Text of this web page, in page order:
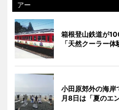
アー
箱根登山鉄道が
「天然クーラー
小田原郊外の海
月8日は「夏のエ